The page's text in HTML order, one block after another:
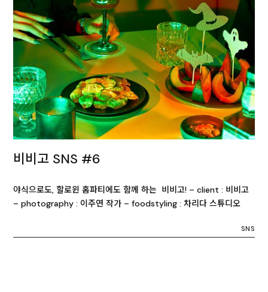
비비고 SNS #6
야식으로도, 할로윈 홈파티에도 함께 하는 비비고! – client : 비비고
– photography : 이주연 작가 – foodstyling : 차리다 스튜디오
SNS